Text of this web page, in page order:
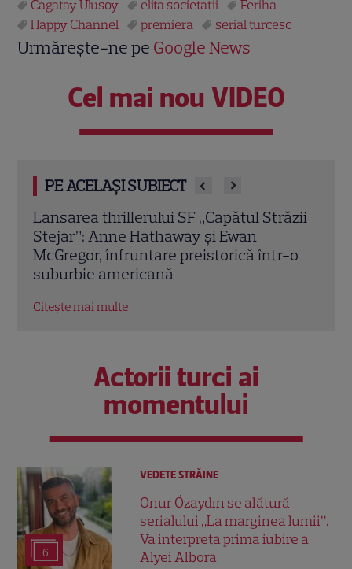
Cagatay Ulusoy elita societatii
Feriha
Happy Channel
premiera serial turcesc
Urmărește-ne pe Google News
Cel mai nou VIDEO
PE ACELAȘI SUBIECT
Noua dramă turcească „Între iad și rai”
începe astăzi la Happy Channel.
Povestea de iubire care a cucerit publicul
Actorii turci ai
momentului
6
VEDETE STRĂINE
Onur Özaydın se alătură
serialului „La marginea lumii”.
Va interpreta prima iubire a
Alyei Albora